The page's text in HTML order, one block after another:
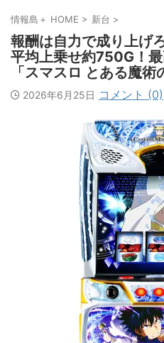
情報島＋ HOME > 新台 >
報酬は自力で成り上げ
平均上乗せ約750G！最
「スマスロ とある魔
2026年6月25日 コメント (0)